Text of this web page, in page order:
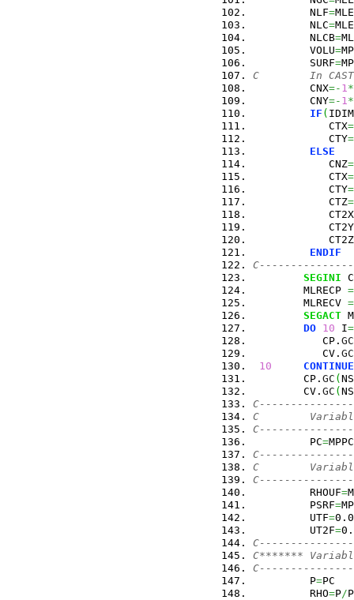
         NLF
=
         NLC
=
         NLCB
=
         VOLU
=
         SURF
=
C        In
         CNX
=- 1 *
         CNY
=- 1 *
IF (
            CTX
            CTY
=
ELSE
            CNZ
            CTX
            CTY
            CTZ
            CT2X
            CT2Y
            CT2Z
ENDIF
SEGINI
        MLRECP
=
        MLRECV
=
SEGACT
DO 10 I=
           CP.
GC
           CV.
GC
10
CONTINUE
        CP.
GC (
        CV.
GC (
C
         PC
=
C
         RHOUF
=
         PSRF
=
         UTF
=
         UT2F
=
C*******
         P
=PC
         RHO
=P/